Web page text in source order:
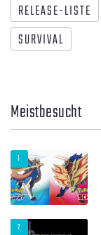
RELEASE-LISTE
SURVIVAL
Meistbesucht